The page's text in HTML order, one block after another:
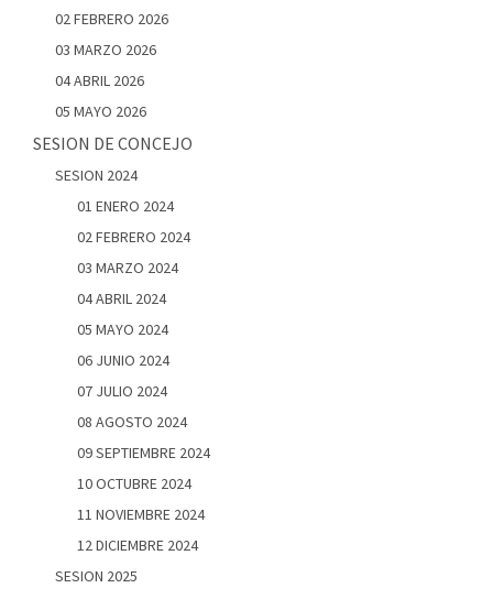
02 FEBRERO 2026
03 MARZO 2026
04 ABRIL 2026
05 MAYO 2026
SESION DE CONCEJO
SESION 2024
01 ENERO 2024
02 FEBRERO 2024
03 MARZO 2024
04 ABRIL 2024
05 MAYO 2024
06 JUNIO 2024
07 JULIO 2024
08 AGOSTO 2024
09 SEPTIEMBRE 2024
10 OCTUBRE 2024
11 NOVIEMBRE 2024
12 DICIEMBRE 2024
SESION 2025